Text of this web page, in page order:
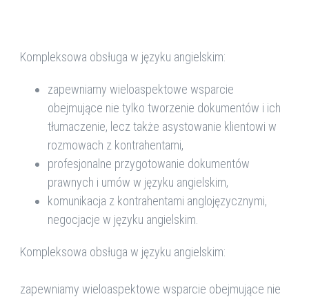
Kompleksowa obsługa w języku angielskim:
zapewniamy wieloaspektowe wsparcie
obejmujące nie tylko tworzenie dokumentów i ich
tłumaczenie, lecz także asystowanie klientowi w
rozmowach z kontrahentami,
profesjonalne przygotowanie dokumentów
prawnych i umów w języku angielskim,
komunikacja z kontrahentami anglojęzycznymi,
negocjacje w języku angielskim.
Kompleksowa obsługa w języku angielskim:
zapewniamy wieloaspektowe wsparcie obejmujące nie